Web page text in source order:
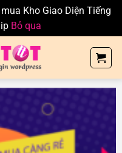
và Plugin
Kho Giao Diện Tiếng
Bỏ qua